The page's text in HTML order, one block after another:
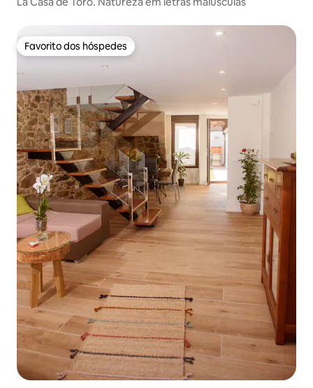
Favorito dos hóspedes
Favorito dos hóspedes